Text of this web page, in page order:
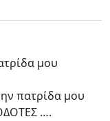
μου
πατρίδα μου
….